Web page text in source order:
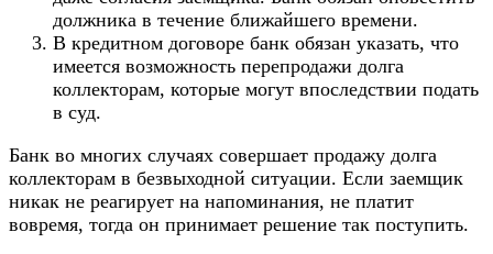
должника в течение ближайшего времени.
В кредитном договоре банк обязан указать, что
имеется возможность перепродажи долга
коллекторам, которые могут впоследствии подать
в суд.
Банк во многих случаях совершает продажу долга
коллекторам в безвыходной ситуации. Если заемщик
никак не реагирует на напоминания, не платит
вовремя, тогда он принимает решение так поступить.